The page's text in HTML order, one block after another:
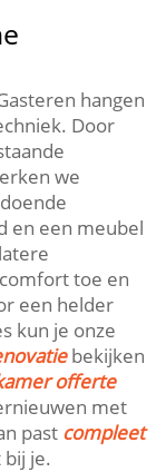
hangen
Door
we
en een meubel
toe en
een helder
kun je onze
bekijken
offerte
met
past compleet
je.